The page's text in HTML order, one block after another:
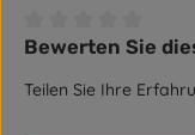
Durchschnittliche
Bewerten Sie
Teilen Sie Ihre